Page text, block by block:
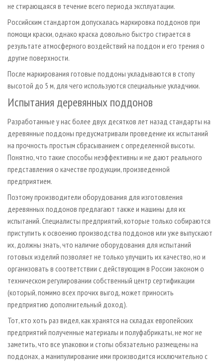
не стирающаяся в течение всего периода эксплуатации.
Российским стандартом допускалась маркировка поддонов при
помощи краски, однако краска довольно быстро стирается в
результате атмосферного воздействий на поддон и его трения о
другие поверхности.
После маркирования готовые поддоны укладываются в стопу
высотой до 5 м, для чего используются специальные укладчики.
Испытания деревянных поддонов
Разработанные у нас более двух десятков лет назад стандарты на
деревянные поддоны предусматривали проведение их испытаний
на прочность простым сбрасыванием с определенной высоты.
Понятно, что такие способы неэффективны и не дают реального
представления о качестве продукции, произведенной
предприятием.
Поэтому производители оборудования для изготовления
деревянных поддонов предлагают также и машины для их
испытаний. Специалисты предприятий, которые только собираются
приступить к освоению производства поддонов или уже выпускают
их, должны знать, что наличие оборудования для испытаний
готовых изделий позволяет не только улучшить их качество, но и
организовать в соответствии с действующим в России законом о
техническом регулировании собственный центр сертификации
(который, помимо всех прочих выгод, может приносить
предприятию дополнительный доход).
Тот, кто хоть раз видел, как хранятся на складах европейских
предприятий полученные материалы и полуфабрикаты, не мог не
заметить, что все упаковки и стопы обязательно размещены на
поддонах, а манипулирование ими производится исключительно с